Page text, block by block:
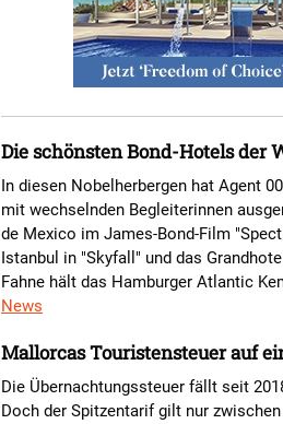
Die schönsten Bond-Hotels der
In diesen Nobelherbergen hat Agent
mit wechselnden Begleiterinnen
de Mexico im James-Bond-Film
Istanbul in "Skyfall" und das
Fahne hält das Hamburger Atlantic
News
Mallorcas Touristensteuer auf
Die Übernachtungssteuer fällt seit
Doch der Spitzentarif gilt nur